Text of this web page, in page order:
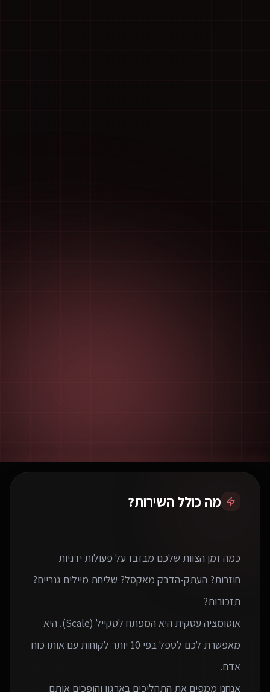
מה כולל השירות?
כמה זמן הצוות שלכם מבזבז על פעולות ידניות
חוזרות? העתק-הדבק מאקסל? שליחת מיילים גנריים?
אוטומציה עסקית היא המפתח לסקייל (Scale). היא
מאפשרת לכם לטפל בפי 10 יותר לקוחות עם אותו כוח
אנחנו ממפים את התהליכים בארגון והופכים אותם